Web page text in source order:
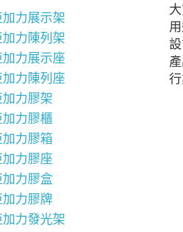
加力展示架
加力陳列架
加力展示座
加力陳列座
加力膠架
加力膠櫃
加力膠箱
加力膠座
加力膠盒
加力膠牌
加力發光架